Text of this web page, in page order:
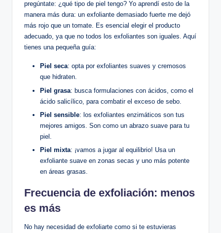
pregúntate: ¿qué tipo de piel tengo? Yo aprendí esto de la
manera más dura: un exfoliante demasiado fuerte me dejó
más rojo que un tomate. Es esencial elegir el producto
adecuado, ya que no todos los exfoliantes son iguales. Aquí
tienes una pequeña guía:
Piel seca: opta por exfoliantes suaves y cremosos
que hidraten.
Piel grasa: busca formulaciones con ácidos, como el
ácido salicílico, para combatir el exceso de sebo.
Piel sensible: los exfoliantes enzimáticos son tus
mejores amigos. Son como un abrazo suave para tu
piel.
Piel mixta: ¡vamos a jugar al equilibrio! Usa un
exfoliante suave en zonas secas y uno más potente
en áreas grasas.
Frecuencia de exfoliación: menos
es más
No hay necesidad de exfoliarte como si te estuvieras